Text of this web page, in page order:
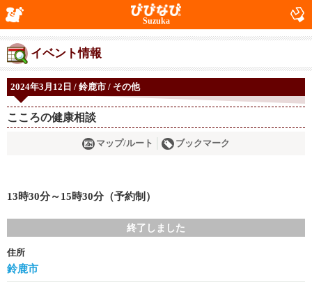
Suzuka
イベント情報
2024年3月12日 / 鈴鹿市 / その他
こころの健康相談
マップ/ルート ブックマーク
13時30分～15時30分（予約制）
終了しました
住所
鈴鹿市